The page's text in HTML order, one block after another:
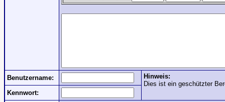
Benutzername:
Hinweis:
Dies ist ein geschützter
Kennwort: